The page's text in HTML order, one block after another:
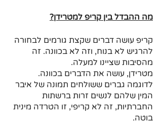
מה ההבדל בין קריפ למטרידן?
קריפ עושה דברים שקצת גורמים לבחורה
להרגיש לא בנוח, וזה לא בכוונה. זה
מהסיבות שציינו למעלה.
מטרידן, עושה את הדברים בכוונה.
לדוגמה גברים ששולחים תמונה של איבר
המין שלהם לנשים זרות ברשתות
החברתיות, זה לא קריפי, זו הטרדה מינית
בוטה.